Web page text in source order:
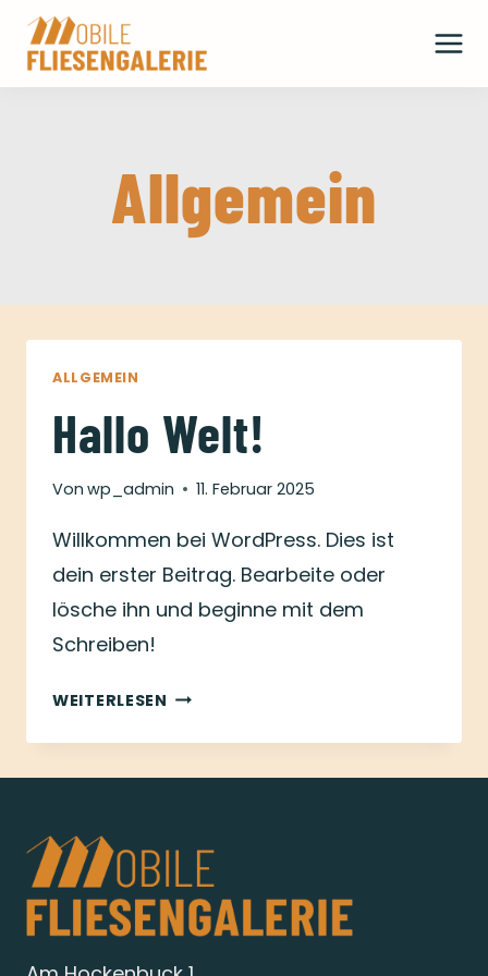
Zum
Inhalt
springen
Allgemein
ALLGEMEIN
Hallo Welt!
Von wp_admin 11. Februar 2025
Willkommen bei WordPress. Dies ist
dein erster Beitrag. Bearbeite oder
lösche ihn und beginne mit dem
Schreiben!
WEITERLESEN HALLO